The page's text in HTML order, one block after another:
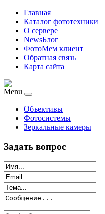
Главная
Каталог фототехники
О сервере
NewsБлог
ФотоМем клиент
Обратная связь
Карта сайта
Menu
Объективы
Фотосистемы
Зеркальные камеры
Задать вопрос